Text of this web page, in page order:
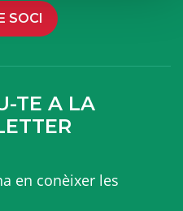
SOCI
TE A LA
en conèixer les